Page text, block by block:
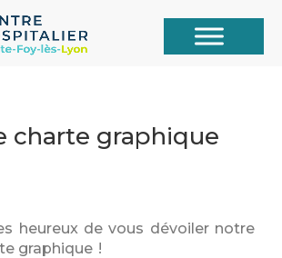
charte graphique
heureux de vous dévoiler notre
graphique !